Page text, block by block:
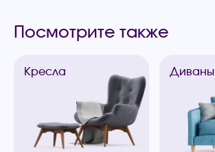
Посмотрите также
Кресла Диваны